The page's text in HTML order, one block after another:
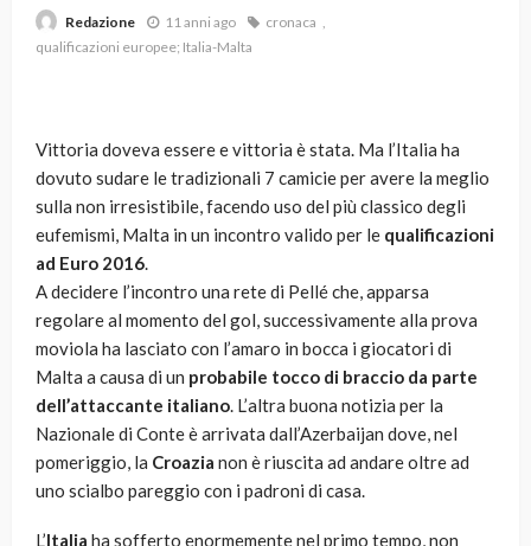
Redazione 11 anni ago
cronaca
qualificazioni europee; Italia-Malta
Vittoria doveva essere e vittoria è stata. Ma l’Italia ha
dovuto sudare le tradizionali 7 camicie per avere la meglio
sulla non irresistibile, facendo uso del più classico degli
eufemismi, Malta in un incontro valido per le qualificazioni
ad Euro 2016.
A decidere l’incontro una rete di Pellé che, apparsa
regolare al momento del gol, successivamente alla prova
moviola ha lasciato con l’amaro in bocca i giocatori di
Malta a causa di un probabile tocco di braccio da parte
dell’attaccante italiano. L’altra buona notizia per la
Nazionale di Conte è arrivata dall’Azerbaijan dove, nel
pomeriggio, la Croazia non è riuscita ad andare oltre ad
uno scialbo pareggio con i padroni di casa.
L’Italia ha sofferto enormemente nel primo tempo, non